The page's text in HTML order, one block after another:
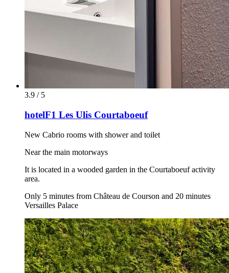
3.9 / 5
hotelF1 Les Ulis Courtaboeuf
New Cabrio rooms with shower and toilet
Near the main motorways
It is located in a wooded garden in the Courtaboeuf activity
area.
Only 5 minutes from Château de Courson and 20 minutes
Versailles Palace